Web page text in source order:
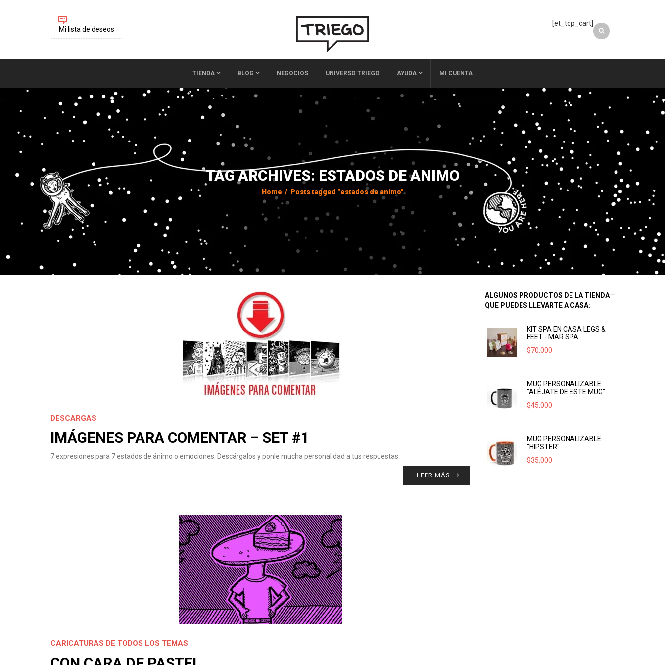
Mi lista de deseos
[et_top_cart]
TIENDA BLOG NEGOCIOS UNIVERSO TRIEGO AYUDA MI CUENTA
TAG ARCHIVES: ESTADOS DE ANIMO
Home / Posts tagged "estados de animo"
DESCARGAS
IMÁGENES PARA COMENTAR – SET #1
7 expresiones para 7 estados de ánimo o emociones. Descárgalos y ponle mucha personalidad a tus respuestas.
LEER MÁS
CARICATURAS DE TODOS LOS TEMAS
ALGUNOS PRODUCTOS DE LA TIENDA
QUE PUEDES LLEVARTE A CASA:
KIT SPA EN CASA LEGS &
FEET - MAR SPA
$70.000
MUG PERSONALIZABLE
"ALÉJATE DE ESTE MUG"
$45.000
MUG PERSONALIZABLE
"HIPSTER"
$35.000